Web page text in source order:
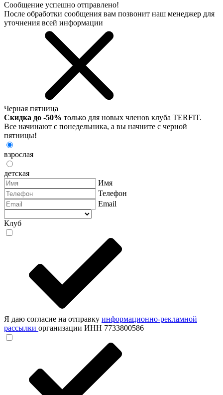
Сообщение успешно отправлено!
После обработки сообщения вам позвонит наш менеджер для
уточнения всей информации
Черная пятница
Скидка до -50% только для новых членов клуба TERFIT.
Все начинают с понедельника, а вы начните с черной
пятницы!
взрослая
детская
Имя
Телефон
Email
Клуб
Я даю согласие на отправку информационно-рекламной
рассылки организации ИНН 7733800586